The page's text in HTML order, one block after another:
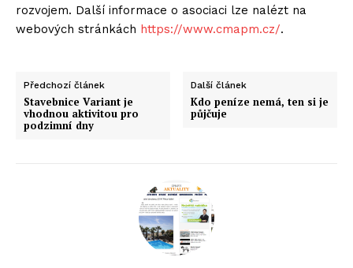
rozvojem. Další informace o asociaci lze nalézt na
webových stránkách https://www.cmapm.cz/.
Předchozí článek
Stavebnice Variant je
vhodnou aktivitou pro
podzimní dny
Další článek
Kdo peníze nemá, ten si je
půjčuje